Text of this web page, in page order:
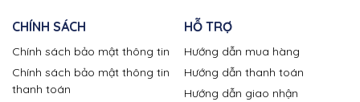
CHÍNH SÁCH
Chính sách bảo mật thông tin
Chính sách bảo mật thông tin
thanh toán
HỖ TRỢ
Hướng dẫn mua hàng
Hướng dẫn thanh toán
Hướng dẫn giao nhận